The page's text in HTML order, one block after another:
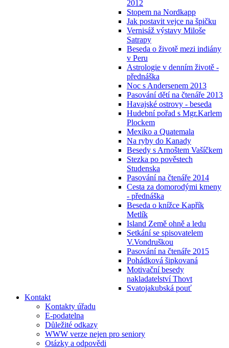
2012
Stopem na Nordkapp
Jak postavit vejce na špičku
Vernisáž výstavy Miloše
Satrapy
Beseda o životě mezi indiány
v Peru
Astrologie v denním životě -
přednáška
Noc s Andersenem 2013
Pasování dětí na čtenáře 2013
Havajské ostrovy - beseda
Hudební pořad s Mgr.Karlem
Plockem
Mexiko a Quatemala
Na ryby do Kanady
Besedy s Arnoštem Vašíčkem
Stezka po pověstech
Studenska
Pasování na čtenáře 2014
Cesta za domorodými kmeny
- přednáška
Beseda o knížce Kapřík
Metlík
Island Země ohně a ledu
Setkání se spisovatelem
V.Vondruškou
Pasování na čtenáře 2015
Pohádková šipkovaná
Motivační besedy
nakladatelství Thovt
Svatojakubská pouť
Kontakt
Kontakty úřadu
E-podatelna
Důležité odkazy
WWW verze nejen pro seniory
Otázky a odpovědi